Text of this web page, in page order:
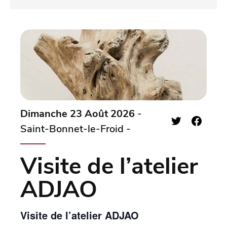
Dimanche 23 Août 2026 -
Saint-Bonnet-le-Froid -
Visite de l’atelier
ADJAO
Visite de l’atelier ADJAO